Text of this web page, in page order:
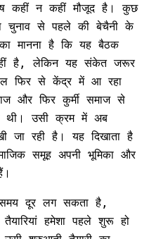
कहीं न कहीं मौजूद है। कुछ
चुनाव से पहले की बेचैनी के
का मानना है कि यह बैठक
है, लेकिन यह संकेत जरूर
फिर से केंद्र में आ रहा
और फिर कुर्मी समाज से
थी। उसी क्रम में अब
जा रही है। यह दिखाता है
समूह अपनी भूमिका और
समय दूर लग सकता है,
हमेशा पहले शुरू हो